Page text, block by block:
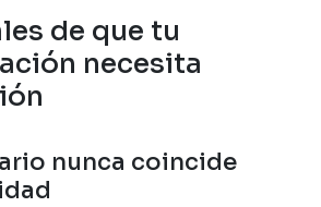
de que tu
necesita
nunca coincide